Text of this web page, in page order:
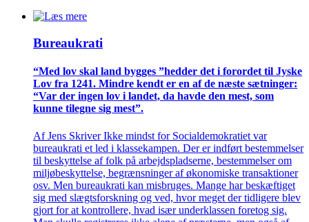
Bureaukrati
“Med lov skal land bygges ”hedder det i forordet til Jyske
Lov fra 1241. Mindre kendt er en af de næste sætninger:
“Var der ingen lov i landet, da havde den mest, som
kunne tilegne sig mest”.
Af Jens Skriver Ikke mindst for Socialdemokratiet var
bureaukrati et led i klassekampen. Der er indført bestemmelser
til beskyttelse af folk på arbejdspladserne, bestemmelser om
miljøbeskyttelse, begrænsninger af økonomiske transaktioner
osv. Men bureaukrati kan misbruges. Mange har beskæftiget
sig med slægtsforskning og ved, hvor meget der tidligere blev
gjort for at kontrollere, hvad især underklassen foretog sig.